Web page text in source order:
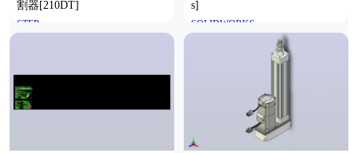
割器[210DT]
STEP
s]
SOLIDWORKS